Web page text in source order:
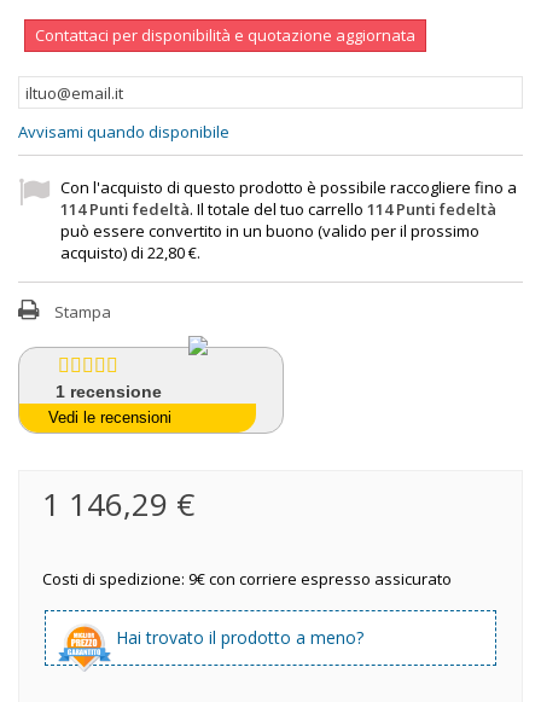
Contattaci per disponibilità e quotazione aggiornata
Avvisami quando disponibile
Con l'acquisto di questo prodotto è possibile raccogliere fino a
114Punti fedeltà. Il totale del tuo carrello 114Punti fedeltà
può essere convertito in un buono (valido per il prossimo
acquisto) di 22,80 €.
Stampa
1 recensione
Vedi le recensioni
1 146,29 €
Costi di spedizione: 9€ con corriere espresso assicurato
Hai trovato il prodotto a meno?